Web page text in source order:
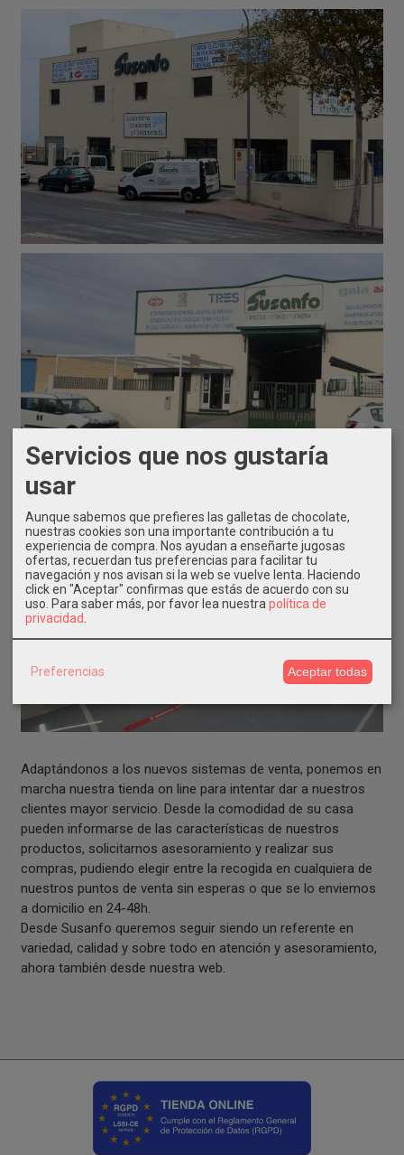
Adaptándonos a los nuevos sistemas de venta, ponemos en
marcha nuestra tienda on line para intentar dar a nuestros
clientes mayor servicio. Desde la comodidad de su casa
pueden informarse de las características de nuestros
productos, solicitarnos asesoramiento y realizar sus
compras, pudiendo elegir entre la recogida en cualquiera de
nuestros puntos de venta sin esperas o que se lo enviemos
a domicilio en 24-48h.
Desde Susanfo queremos seguir siendo un referente en
variedad, calidad y sobre todo en atención y asesoramiento,
ahora también desde nuestra web.
Servicios que nos gustaría
usar
Aunque sabemos que prefieres las galletas de chocolate,
nuestras cookies son una importante contribución a tu
experiencia de compra. Nos ayudan a enseñarte jugosas
ofertas, recuerdan tus preferencias para facilitar tu
navegación y nos avisan si la web se vuelve lenta. Haciendo
click en "Aceptar" confirmas que estás de acuerdo con su
uso. Para saber más, por favor lea nuestra política de
privacidad
Preferencias Aceptar todas